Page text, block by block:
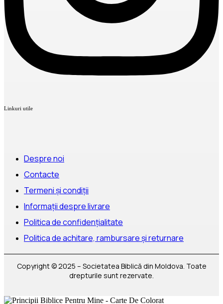
Linkuri utile
Despre noi
Contacte
Termeni și condiții
Informații despre livrare
Politica de confidențialitate
Politica de achitare, rambursare și returnare
Copyright © 2025 – Societatea Biblică din Moldova. Toate
drepturile sunt rezervate.